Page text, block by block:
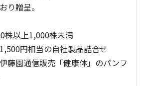
り贈呈。
株以上1,000株未満
円相当の自社製品詰合せ
通信販売「健康体」のパンフ